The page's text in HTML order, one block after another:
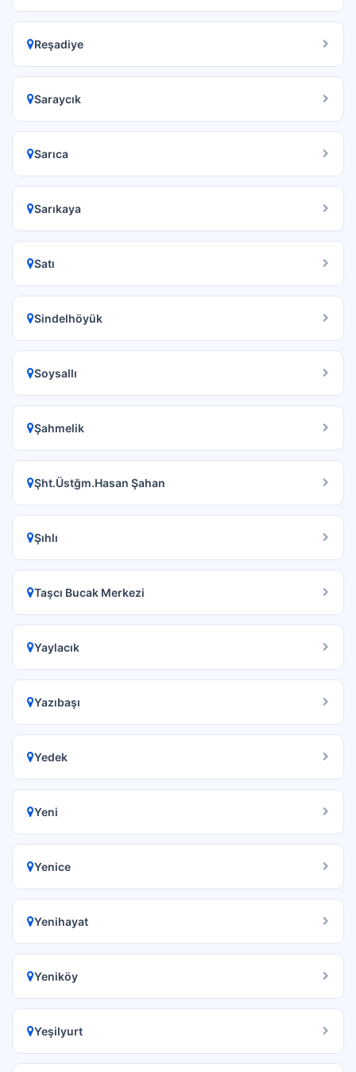
Reşadiye
Saraycık
Sarıca
Sarıkaya
Satı
Sindelhöyük
Soysallı
Şahmelik
Şht.Üstğm.Hasan Şahan
Şıhlı
Taşcı Bucak Merkezi
Yaylacık
Yazıbaşı
Yedek
Yeni
Yenice
Yenihayat
Yeniköy
Yeşilyurt